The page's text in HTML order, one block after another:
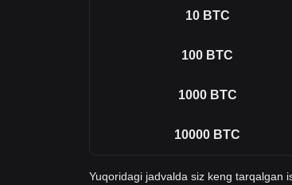
10 BTC
100 BTC
1000 BTC
10000 BTC
Yuqoridagi jadvalda siz keng tarqalgan